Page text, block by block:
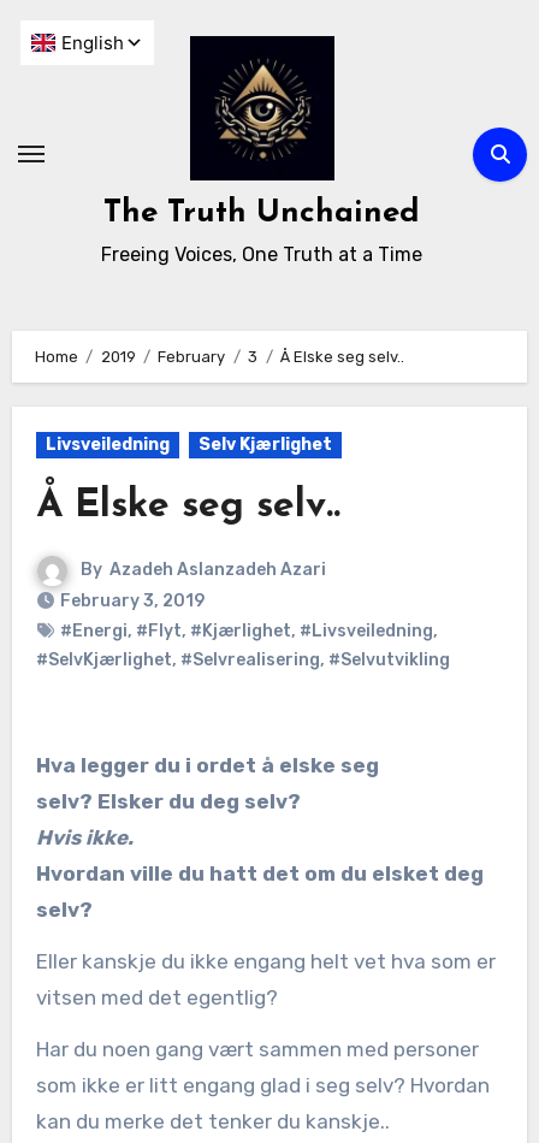
The Truth Unchained
Freeing Voices, One Truth at a Time
Home 2019 February 3 Å Elske seg selv..
Livsveiledning Selv Kjærlighet
Å Elske seg selv..
By Azadeh Aslanzadeh Azari
February 3, 2019
#Energi, #Flyt, #Kjærlighet, #Livsveiledning,
#SelvKjærlighet, #Selvrealisering, #Selvutvikling
Hva legger du i ordet å elske seg
selv? Elsker du deg selv?
Hvis ikke.
Hvordan ville du hatt det om du elsket deg
selv?
Eller kanskje du ikke engang helt vet hva som er
vitsen med det egentlig?
Har du noen gang vært sammen med personer
som ikke er litt engang glad i seg selv? Hvordan
kan du merke det tenker du kanskje..